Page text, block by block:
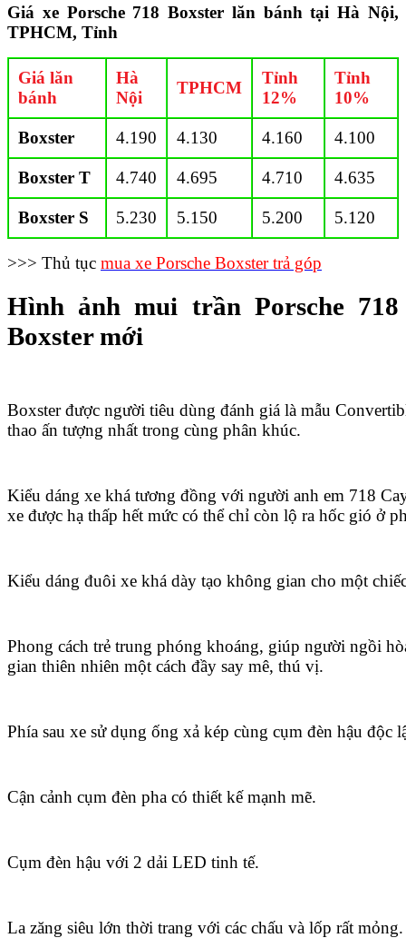
Giá xe Porsche 718 Boxster lăn bánh tại Hà Nội,
TPHCM, Tỉnh
Giá lăn
bánh
Hà
Nội
TPHCM
Tỉnh
12%
Tỉnh
10%
Boxster 4.190 4.130 4.160 4.100
Boxster T 4.740 4.695 4.710 4.635
Boxster S 5.230 5.150 5.200 5.120
>>> Thủ tục mua xe Porsche Boxster trả góp
Hình ảnh mui trần Porsche 718
Boxster mới
Boxster được người tiêu dùng đánh giá là mẫu
thao ấn tượng nhất trong cùng phân khúc.
Kiểu dáng xe khá tương đồng với người anh em 718
xe được hạ thấp hết mức có thể chỉ còn lộ ra hốc gió ở
Kiểu dáng đuôi xe khá dày tạo không gian cho một
Phong cách trẻ trung phóng khoáng, giúp người ngồi
gian thiên nhiên một cách đầy say mê, thú vị.
Phía sau xe sử dụng ống xả kép cùng cụm đèn hậu độc
Cận cảnh cụm đèn pha có thiết kế mạnh mẽ.
Cụm đèn hậu với 2 dải LED tinh tế.
La zăng siêu lớn thời trang với các chấu và lốp rất mỏng.